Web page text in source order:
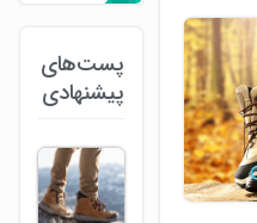
پست‌های
پیشنهادی